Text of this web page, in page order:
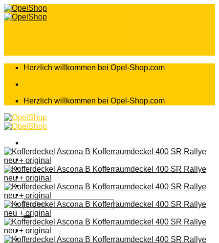
Zum
Inhalt
Herzlich willkommen bei Opel-Shop.com
Herzlich willkommen bei Opel-Shop.com
Home
Shop
Teileanfrage
Teileliste
Suchen
nach:
Anmelden